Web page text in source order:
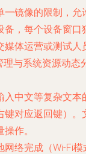
一镜像的限制，允
备，每个设备窗口
媒体运营或测试人
理与系统资源动态
入中文等复杂文本
键对应返回键）。
作。
网络完成（Wi-Fi模